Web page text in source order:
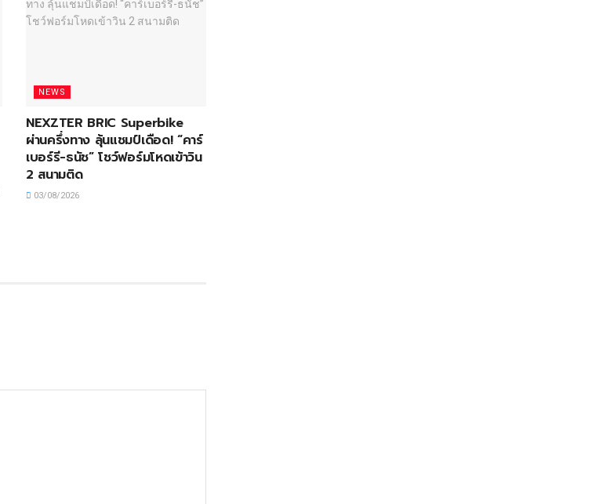
NEWS
NEXZTER BRIC Superbike
ผ่านครึ่งทาง ลุ้นแชมป์เดือด! “คาร์
เบอร์รี-ธนัช” โชว์ฟอร์มโหดเข้าวิน
2 สนามติด
03/08/2026